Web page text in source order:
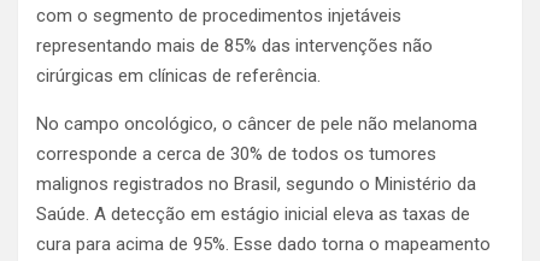
com o segmento de procedimentos injetáveis
representando mais de 85% das intervenções não
cirúrgicas em clínicas de referência.
No campo oncológico, o câncer de pele não melanoma
corresponde a cerca de 30% de todos os tumores
malignos registrados no Brasil, segundo o Ministério da
Saúde. A detecção em estágio inicial eleva as taxas de
cura para acima de 95%. Esse dado torna o mapeamento